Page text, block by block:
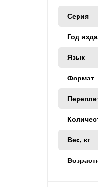
Серия
Год
Язык
Формат
Вес, кг